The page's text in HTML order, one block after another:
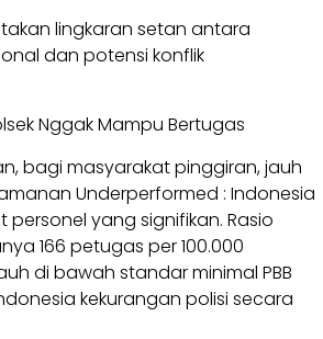
lingkaran setan antara
dan potensi konflik
Nggak Mampu Bertugas
bagi masyarakat pinggiran, jauh
Underperformed : Indonesia
yang signifikan. Rasio
166 petugas per 100.000
di bawah standar minimal PBB
kekurangan polisi secara